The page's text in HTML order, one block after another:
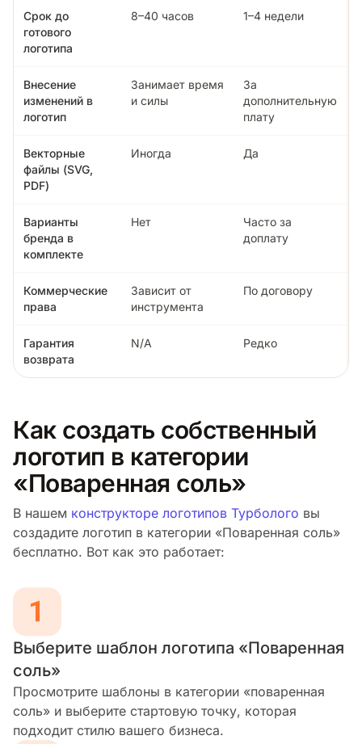
Срок до
готового
логотипа
8–40 часов 1–4 недели
Внесение
изменений в
логотип
Занимает время
и силы
За
дополнительную
плату
Векторные
файлы (SVG,
PDF)
Иногда Да
Варианты
бренда в
комплекте
Нет
Часто за
доплату
Коммерческие
права
Зависит от
инструмента
По договору
Гарантия
возврата
N/A Редко
Как создать собственный
логотип в категории
«Поваренная соль»
В нашем конструкторе логотипов Турболого вы
создадите логотип в категории «Поваренная соль»
бесплатно. Вот как это работает:
Выберите шаблон логотипа «Поваренная
соль»
Просмотрите шаблоны в категории «поваренная
соль» и выберите стартовую точку, которая
подходит стилю вашего бизнеса.